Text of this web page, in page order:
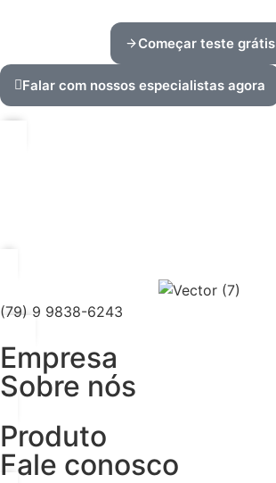
Começar teste grátis
Falar com nossos especialistas agora
(79) 9 9838-6243
Empresa
Sobre nós
Produto
Fale conosco